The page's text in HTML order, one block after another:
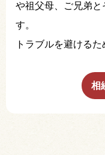
や祖父母、ご兄弟と
す。
トラブルを避ける
相